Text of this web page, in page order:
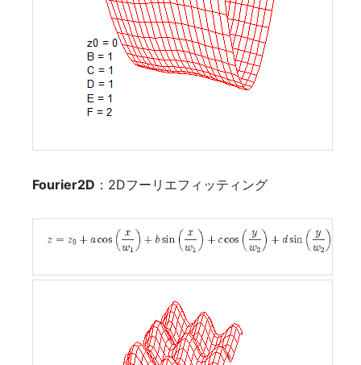
Fourier2D ：2Dフーリエフィッティング